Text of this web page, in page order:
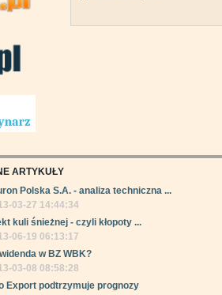
ARTYKUŁY
Polska S.A. - analiza techniczna ...
03-27 14:44:34
kuli śnieżnej - czyli kłopoty ...
06-19 06:13:17
w BZ WBK?
03-08 08:58:28
Export podtrzymuje prognozy